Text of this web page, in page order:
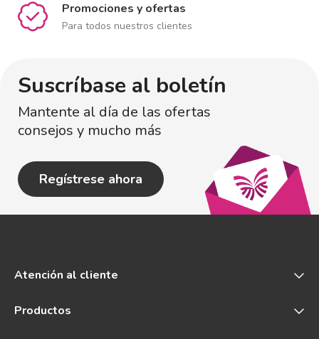
Promociones y ofertas
Para todos nuestros clientes
Suscríbase al boletín
Mantente al día de las ofertas
consejos y mucho más
Regístrese ahora
Atención al cliente
Productos